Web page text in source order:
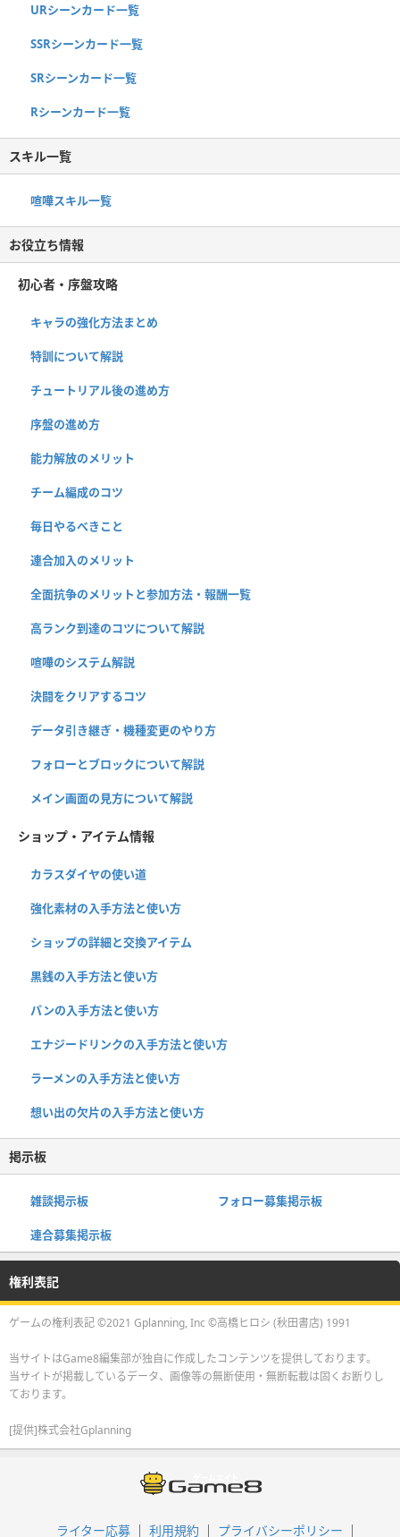
URシーンカード一覧
SSRシーンカード一覧
SRシーンカード一覧
Rシーンカード一覧
スキル一覧
喧嘩スキル一覧
お役立ち情報
初心者・序盤攻略
キャラの強化方法まとめ
特訓について解説
チュートリアル後の進め方
序盤の進め方
能力解放のメリット
チーム編成のコツ
毎日やるべきこと
連合加入のメリット
全面抗争のメリットと参加方法・報酬一覧
高ランク到達のコツについて解説
喧嘩のシステム解説
決闘をクリアするコツ
データ引き継ぎ・機種変更のやり方
フォローとブロックについて解説
メイン画面の見方について解説
ショップ・アイテム情報
カラスダイヤの使い道
強化素材の入手方法と使い方
ショップの詳細と交換アイテム
黒銭の入手方法と使い方
パンの入手方法と使い方
エナジードリンクの入手方法と使い方
ラーメンの入手方法と使い方
想い出の欠片の入手方法と使い方
掲示板
雑談掲示板 フォロー募集掲示板
連合募集掲示板
権利表記
ゲームの権利表記 ©2021 Gplanning, Inc ©高橋ヒロシ (秋田書店) 1991
当サイトはGame8編集部が独自に作成したコンテンツを提供しております。
当サイトが掲載しているデータ、画像等の無断使用・無断転載は固くお断りし
ております。
[提供]株式会社Gplanning
ライター応募 利用規約 プライバシーポリシー